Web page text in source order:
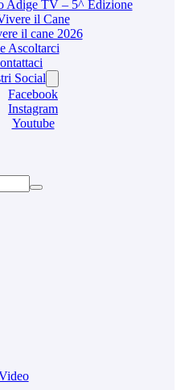
Adige TV – 5^ Edizione
il Cane
il cane 2026
Ascoltarci
Social
Facebook
Instagram
Youtube